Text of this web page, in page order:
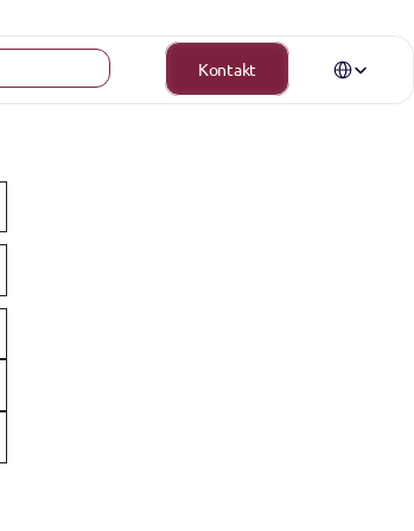
Kontakt